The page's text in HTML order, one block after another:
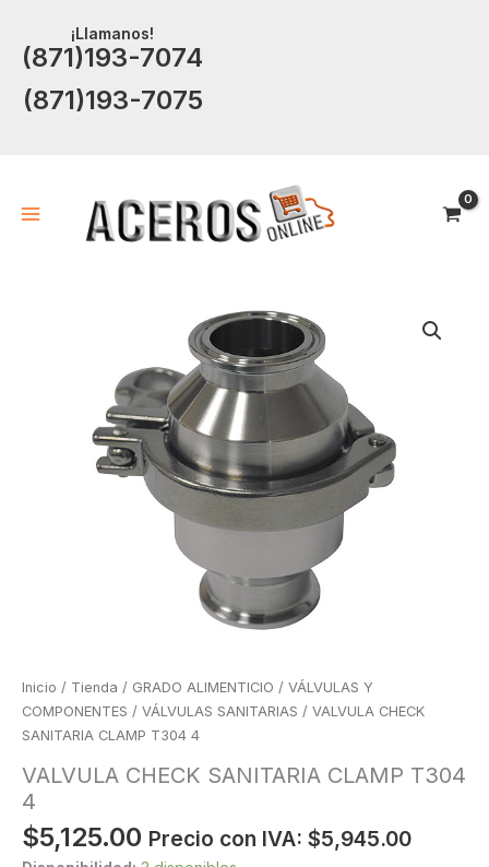
contenido
¡Llamanos!
(871)193-7074
(871)193-7075
Inicio / Tienda / GRADO ALIMENTICIO / VÁLVULAS Y
COMPONENTES / VÁLVULAS SANITARIAS / VALVULA CHECK
SANITARIA CLAMP T304 4
VALVULA CHECK SANITARIA CLAMP T304
4
$5,125.00 Precio con IVA: $5,945.00